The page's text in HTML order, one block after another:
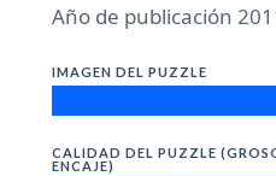
Año de publicación
IMAGEN DEL PUZZLE
CALIDAD DEL PUZZLE
ENCAJE)